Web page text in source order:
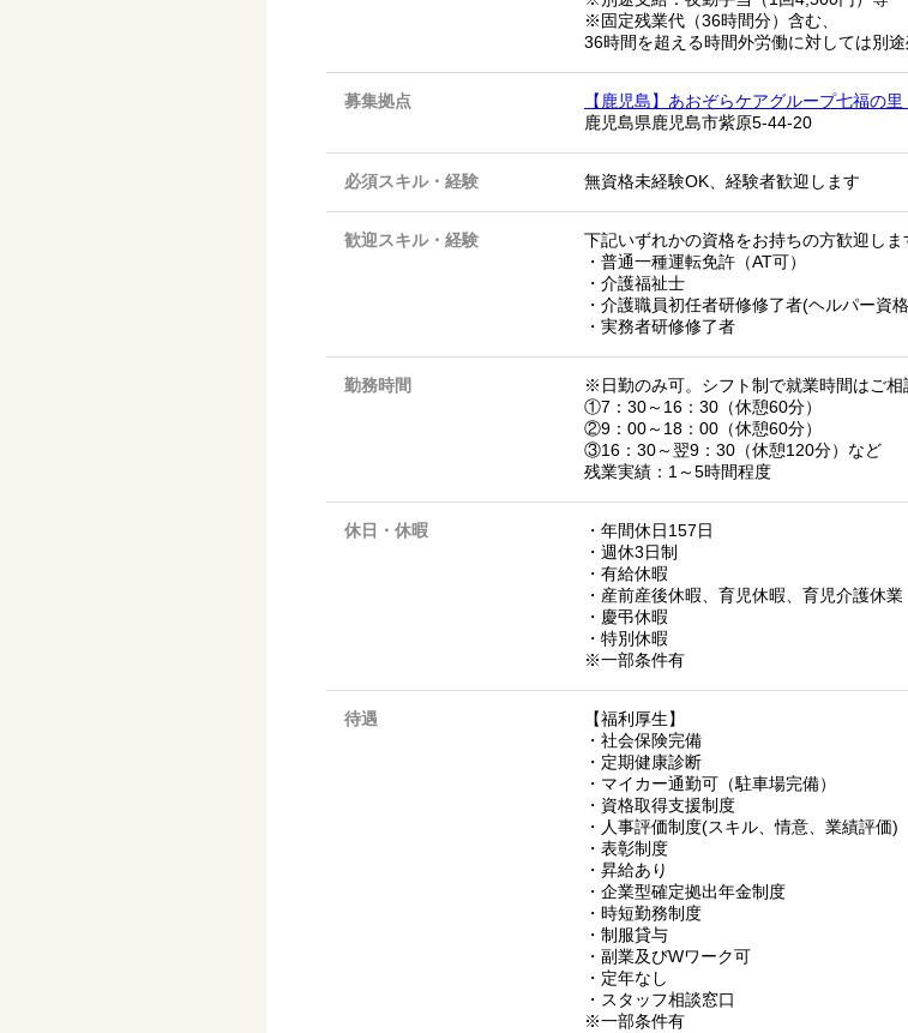
※固定残業代（36時間分）含む、
36時間を超える時間外労働に対しては別
募集拠点
【鹿児島】あおぞらケアグループ七福の里
鹿児島県鹿児島市紫原5-44-20
必須スキル・経験 無資格未経験OK、経験者歓迎します
歓迎スキル・経験
下記いずれかの資格をお持ちの方歓迎しま
・普通一種運転免許（AT可）
・介護福祉士
・介護職員初任者研修修了者(ヘルパー資
・実務者研修修了者
勤務時間
※日勤のみ可。シフト制で就業時間はご相
①7：30～16：30（休憩60分）
②9：00～18：00（休憩60分）
③16：30～翌9：30（休憩120分）など
残業実績：1～5時間程度
休日・休暇
・年間休日157日
・週休3日制
・有給休暇
・産前産後休暇、育児休暇、育児介護休業
・慶弔休暇
・特別休暇
※一部条件有
待遇
【福利厚生】
・社会保険完備
・定期健康診断
・マイカー通勤可（駐車場完備）
・資格取得支援制度
・人事評価制度(スキル、情意、業績評価)
・表彰制度
・昇給あり
・企業型確定拠出年金制度
・時短勤務制度
・制服貸与
・副業及びWワーク可
・定年なし
・スタッフ相談窓口
※一部条件有